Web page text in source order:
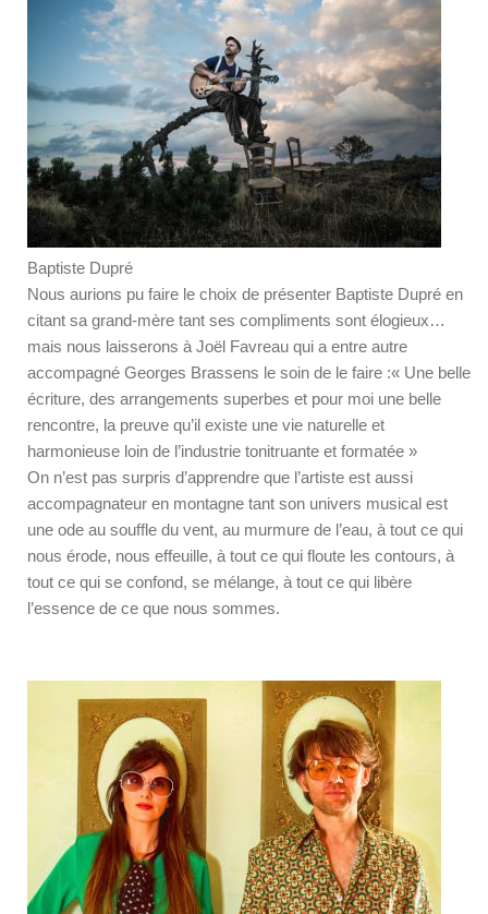
Baptiste Dupré
Nous aurions pu faire le choix de présenter Baptiste Dupré en
citant sa grand-mère tant ses compliments sont élogieux…
mais nous laisserons à Joël Favreau qui a entre autre
accompagné Georges Brassens le soin de le faire :« Une belle
écriture, des arrangements superbes et pour moi une belle
rencontre, la preuve qu’il existe une vie naturelle et
harmonieuse loin de l’industrie tonitruante et formatée »
On n’est pas surpris d’apprendre que l’artiste est aussi
accompagnateur en montagne tant son univers musical est
une ode au souffle du vent, au murmure de l’eau, à tout ce qui
nous érode, nous effeuille, à tout ce qui floute les contours, à
tout ce qui se confond, se mélange, à tout ce qui libère
l’essence de ce que nous sommes.